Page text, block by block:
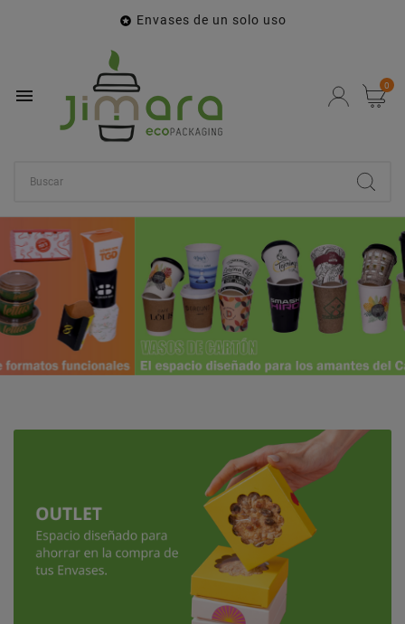
 Envases de un solo uso
 0